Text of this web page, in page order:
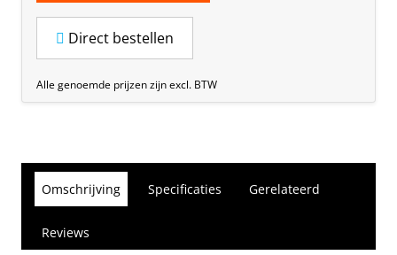
Direct bestellen
Alle genoemde prijzen zijn excl. BTW
Omschrijving Specificaties Gerelateerd
Reviews